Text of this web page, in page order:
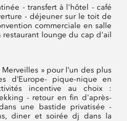
- transfert à l'hôtel - café
- déjeuner sur le toit de
commerciale en salle
lounge du cap d'ail
» pour l’un des plus
d’Europe- pique-nique en
incentive au choix :
- retour en fin d'après-
une bastide privatisée -
diner et soirée dj dans la